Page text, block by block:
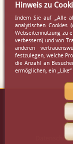
Newsletter
Virtueller Rundgang
Datenschutz
Hinweis zu
Indem Sie auf „Alle
analytischen Cookies
Webseitennutzung zu
verbessern) und von
anderen
festzulegen, welche
die Anzahl an
ermöglichen, ein